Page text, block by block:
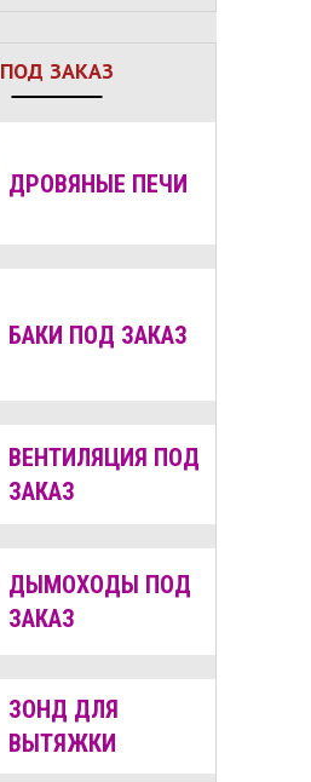
ПОД ЗАКАЗ
ДРОВЯНЫЕ ПЕЧИ
БАКИ ПОД ЗАКАЗ
ВЕНТИЛЯЦИЯ ПОД
ЗАКАЗ
ДЫМОХОДЫ ПОД
ЗАКАЗ
ЗОНД ДЛЯ
ВЫТЯЖКИ